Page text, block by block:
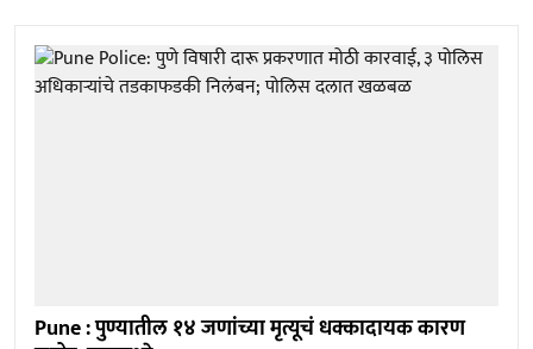
Pune : पुण्यातील १४ जणांच्या मृत्यूचं धक्कादायक कारण